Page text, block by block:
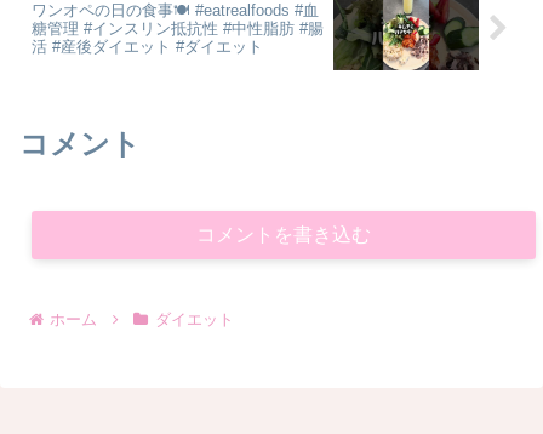
ワンオペの日の食事🍽️ #eatrealfoods #血
糖管理 #インスリン抵抗性 #中性脂肪 #腸
活 #産後ダイエット #ダイエット
コメント
コメントを書き込む
ホーム ダイエット